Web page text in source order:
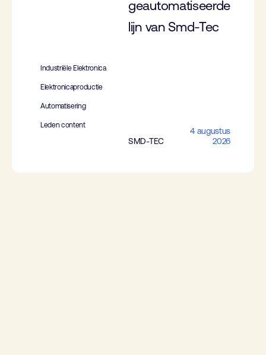
geautomatiseerde
lijn van Smd-Tec
Industriële Elektronica
Elektronicaproductie
Automatisering
Leden content
SMD-TEC
4 augustus
2026